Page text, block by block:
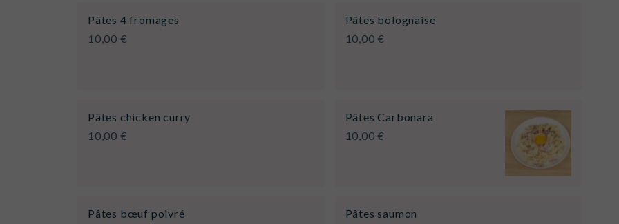
Pâtes 4 fromages
10,00 €
Pâtes bolognaise
10,00 €
Pâtes chicken curry
10,00 €
Pâtes Carbonara
10,00 €
Pâtes bœuf poivré
Pâtes saumon